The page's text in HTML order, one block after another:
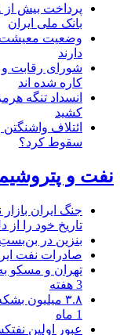
بانک ملی ایران
وضعیت معیشت
دارند
شورای رقابت
کاره شده اند
انسداد تنگه
کشید
ائتلاف
سقوط کرد؟
نفت و
جنگ ایران
تاریخ خود را
بنزین در
صادرات نفت
تهران و مسکو
3 هفته
۳.۸ میلیون بشکه نفت خام ایران از محاصره آمریکا عبور کرد
1 ماه
عبور اولین